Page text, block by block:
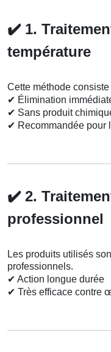
✔️ 1.
température
Cette méthode
✔ Élimination
✔ Sans produit
✔ Recommandée pour
✔️ 2.
professionnel
Les produits utilisés
professionnels.
✔ Action longue durée
✔ Très efficace contre